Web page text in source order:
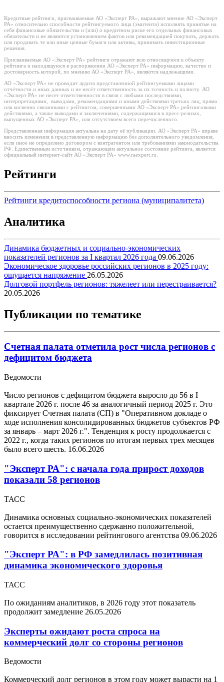
Кредитные рейтинги, присваиваемые АО «Эксперт РА», выражают мнение АО «Эксперт
РА» относительно способности рейтингуемого лица (эмитента) исполнять принятые на
себя финансовые обязательства и (или) о кредитном риске его отдельных финансовых
обязательств и не являются установлением фактов или рекомендацией покупать, держать
или продавать те или иные ценные бумаги или активы, принимать инвестиционные
решения.
Присваиваемые АО «Эксперт РА» рейтинги отражают всю относящуюся к объекту
рейтинга и находящуюся в распоряжении АО «Эксперт РА» информацию, качество и
достоверность которой, по мнению АО «Эксперт РА», являются надлежащими.
АО «Эксперт РА» не проводит аудита представленной рейтингуемыми лицами
отчётности и иных данных и не несёт ответственность за их точность и полноту. АО
«Эксперт РА» не несет ответственности в связи с любыми последствиями,
интерпретациями, выводами, рекомендациями и иными действиями третьих лиц, прямо
или косвенно связанными с рейтингом, совершенными АО «Эксперт РА» рейтинговыми
действиями, а также выводами и заключениями, содержащимися в пресс-релизах,
выпущенных АО «Эксперт РА», или отсутствием всего перечисленного.
Представленная информация актуальна на дату её публикации. АО «Эксперт РА» вправе
вносить изменения в представленную информацию без дополнительного уведомления,
если иное не определено договором с контрагентом или требованиями законодательства
РФ. Единственным источником, отражающим актуальное состояние рейтинга, является
официальный интернет-сайт АО «Эксперт РА» www.raexpert.ru.
Рейтинги
Рейтинги кредитоспособности региона (муниципалитета)
Аналитика
Динамика бюджетных и социально-экономических
показателей регионов за I квартал 2026 года 09.06.2026
Экономическое здоровье российских регионов в 2025 году:
ощущается напряжение 26.05.2026
Долговой портфель регионов: тяжелеет или перестраивается?
20.05.2026
Публикации по тематике
Счетная палата отметила рост числа регионов с
дефицитом бюджета
Ведомости
Число регионов с дефицитом бюджета выросло до 56 в I
квартале 2026 г. после 46 за аналогичный период 2025 г. Это
фиксирует Счетная палата (СП) в "Оперативном докладе о
ходе исполнения консолидированных бюджетов субъектов РФ
за январь – март 2026 г.". Тенденция к росту продолжается с
2022 г., когда таких регионов по итогам первых трех месяцев
было всего шесть. 16.06.2026
"Эксперт РА": с начала года прирост доходов
показали 58 регионов
ТАСС
Динамика основных социально-экономических показателей
остается преимущественно сдержанно положительной,
говорится в исследовании рейтингового агентства 09.06.2026
"Эксперт РА": в РФ замедлилась позитивная
динамика экономического здоровья
ТАСС
По ожиданиям аналитиков, в 2026 году этот показатель
продолжит замедление 26.05.2026
Эксперты ожидают роста спроса на
коммерческий долг со стороны регионов
Ведомости
Коммерческий долг регионов в этом году может вырасти на 1